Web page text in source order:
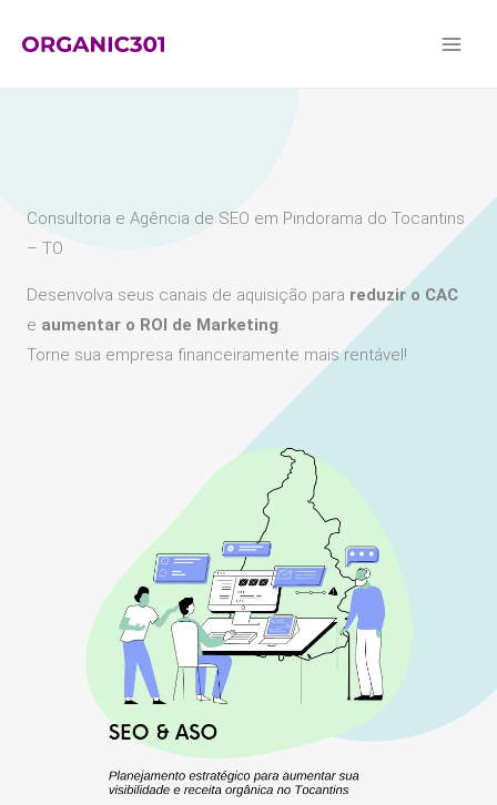
para
Consultoria e Agência de SEO em Pindorama do Tocantins
– TO
Desenvolva seus canais de aquisição para reduzir o CAC
e aumentar o ROI de Marketing.
Torne sua empresa financeiramente mais rentável!